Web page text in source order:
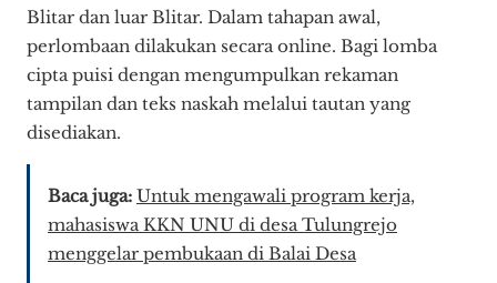
Blitar dan luar Blitar. Dalam tahapan awal,
perlombaan dilakukan secara online. Bagi lomba
cipta puisi dengan mengumpulkan rekaman
tampilan dan teks naskah melalui tautan yang
disediakan.
Baca juga: Untuk mengawali program kerja,
mahasiswa KKN UNU di desa Tulungrejo
menggelar pembukaan di Balai Desa